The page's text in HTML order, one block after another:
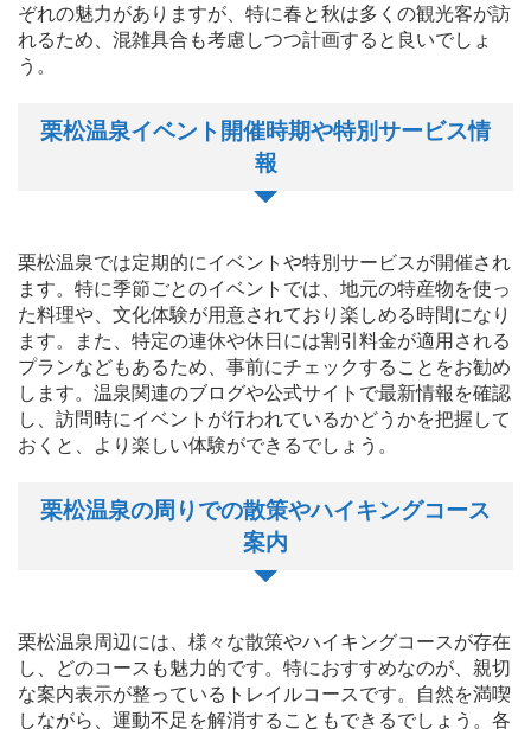
ぞれの魅力がありますが、特に春と秋は多くの観光客が訪
れるため、混雑具合も考慮しつつ計画すると良いでしょ
う。
栗松温泉イベント開催時期や特別サービス情
報
栗松温泉では定期的にイベントや特別サービスが開催され
ます。特に季節ごとのイベントでは、地元の特産物を使っ
た料理や、文化体験が用意されており楽しめる時間になり
ます。また、特定の連休や休日には割引料金が適用される
プランなどもあるため、事前にチェックすることをお勧め
します。温泉関連のブログや公式サイトで最新情報を確認
し、訪問時にイベントが行われているかどうかを把握して
おくと、より楽しい体験ができるでしょう。
栗松温泉の周りでの散策やハイキングコース
案内
栗松温泉周辺には、様々な散策やハイキングコースが存在
し、どのコースも魅力的です。特におすすめなのが、親切
な案内表示が整っているトレイルコースです。自然を満喫
しながら、運動不足を解消することもできるでしょう。各